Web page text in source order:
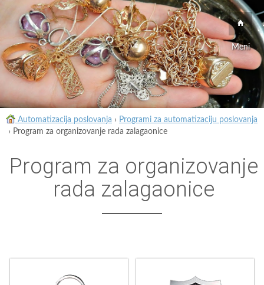
Meni
Automatizacija poslovanja › Programi za automatizaciju poslovanja
› Program za organizovanje rada zalagaonice
Program za organizovanje
rada zalagaonice